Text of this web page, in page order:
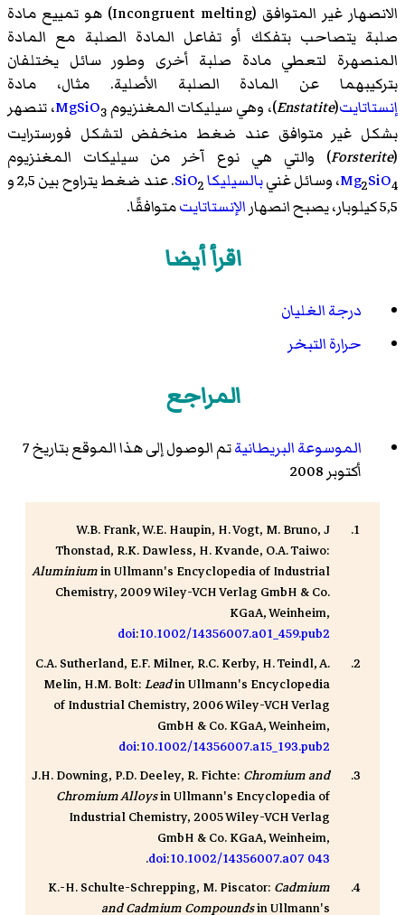
الانصهار غير المتوافق (Incongruent melting)‏ هو تمييع مادة
صلبة يتصاحب بتفكك أو تفاعل المادة الصلبة مع المادة
المنصهرة لتعطي مادة صلبة أخرى وطور سائل يختلفان
بتركيبهما عن المادة الصلبة الأصلية. مثال، مادة
إنستاتايت(
Enstatite)، وهيسيليكات المغنزيوم MgSiO3
، تنصهر
بشكل غير متوافق عند ضغط منخفض لتشكل فورسترايت
(
Forsterite) والتي هي نوع آخر من سيليكات المغنزيوم
Mg2SiO4 ، وسائل غنيبالسيليكا SiO2
. عند ضغط يتراوح بين 2,5 و
5,5 كيلوبار، يصبح انصهار
الإنستاتايتمتوافقًا.
اقرأ أيضا
درجة الغليان
حرارة التبخر
المراجع
الموسوعة البريطانية
تم الوصول إلى هذا الموقع بتاريخ 7
أكتوبر 2008
W.B. Frank, W.E. Haupin, H. Vogt, M. Bruno, J
Thonstad, R.K. Dawless, H. Kvande, O.A. Taiwo:
Aluminiumin Ullmann's Encyclopedia of Industrial
Chemistry, 2009 Wiley-VCH Verlag GmbH & Co.
KGaA, Weinheim,
doi:10.1002/14356007.a01_459.pub2
C.A. Sutherland, E.F. Milner, R.C. Kerby, H. Teindl, A.
Melin, H.M. Bolt:Leadin Ullmann's Encyclopedia
of Industrial Chemistry, 2006 Wiley-VCH Verlag
GmbH & Co. KGaA, Weinheim,
doi:10.1002/14356007.a15_193.pub2
J.H. Downing, P.D. Deeley, R. Fichte: Chromium and
Chromium Alloysin Ullmann's Encyclopedia of
Industrial Chemistry, 2005 Wiley-VCH Verlag
GmbH & Co. KGaA, Weinheim,
doi:10.1002/14356007.a07 043
.
K.-H. Schulte-Schrepping, M. Piscator: Cadmium
and Cadmium Compoundsin Ullmann's